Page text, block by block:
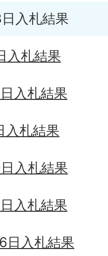
入札結果
入札結果
入札結果
入札結果
入札結果
入札結果
日入札結果